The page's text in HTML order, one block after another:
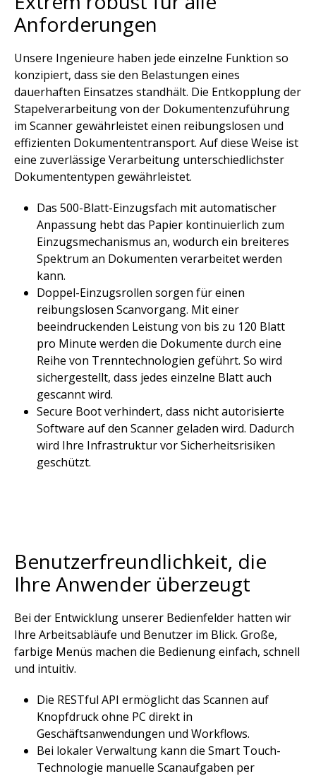
Anforderungen​
Unsere Ingenieure haben jede einzelne Funktion so
konzipiert, dass sie den Belastungen eines
dauerhaften Einsatzes standhält. ​Die Entkopplung der
Stapelverarbeitung von der Dokumentenzuführung
im Scanner gewährleistet einen reibungslosen und
effizienten Dokumententransport. Auf diese Weise ist
eine zuverlässige Verarbeitung unterschiedlichster
Dokumententypen gewährleistet.​
Das 500-Blatt-Einzugsfach mit automatischer
Anpassung hebt das Papier kontinuierlich zum
Einzugsmechanismus an, wodurch ein breiteres
Spektrum an Dokumenten verarbeitet werden
kann. ​
Doppel-Einzugsrollen sorgen für einen
reibungslosen Scanvorgang. Mit einer
beeindruckenden Leistung von bis zu 120 Blatt
pro Minute werden die Dokumente durch eine
Reihe von Trenntechnologien geführt. So wird
sichergestellt, dass jedes einzelne Blatt auch
gescannt wird.​
Secure Boot verhindert, dass nicht autorisierte
Software auf den Scanner geladen wird. Dadurch
wird Ihre Infrastruktur vor Sicherheitsrisiken
geschützt. ​
Benutzerfreundlichkeit, die
Ihre Anwender überzeugt
Bei der Entwicklung unserer Bedienfelder hatten wir
Ihre Arbeitsabläufe und Benutzer im Blick. Große,
farbige Menüs machen die Bedienung einfach, schnell
und intuitiv.​
Die RESTful API ermöglicht das Scannen auf
Knopfdruck ohne PC direkt in
Geschäftsanwendungen und Workflows.​
Bei lokaler Verwaltung kann die Smart Touch-
Technologie manuelle Scanaufgaben per